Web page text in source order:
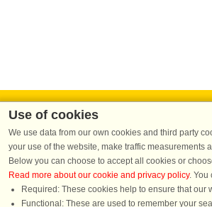
Use of cookies
We use data from our own cookies and third party
your use of the website, make traffic measurements
Below you can choose to accept all cookies or
Read more about our cookie and privacy policy. You
Required: These cookies help to ensure that
Functional: These are used to remember your